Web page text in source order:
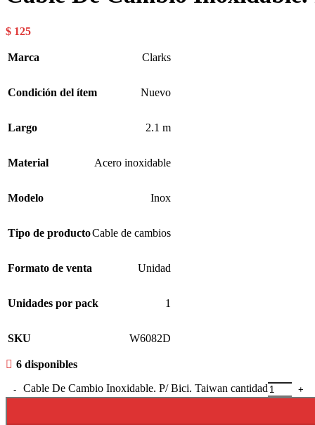
$ 125
Marca Clarks
Condición del ítem Nuevo
Largo 2.1 m
Material Acero inoxidable
Modelo Inox
Tipo de productoCable de cambios
Formato de venta Unidad
Unidades por pack 1
SKU W6082D
6 disponibles
Cable De Cambio Inoxidable. P/ Bici. Taiwan cantidad